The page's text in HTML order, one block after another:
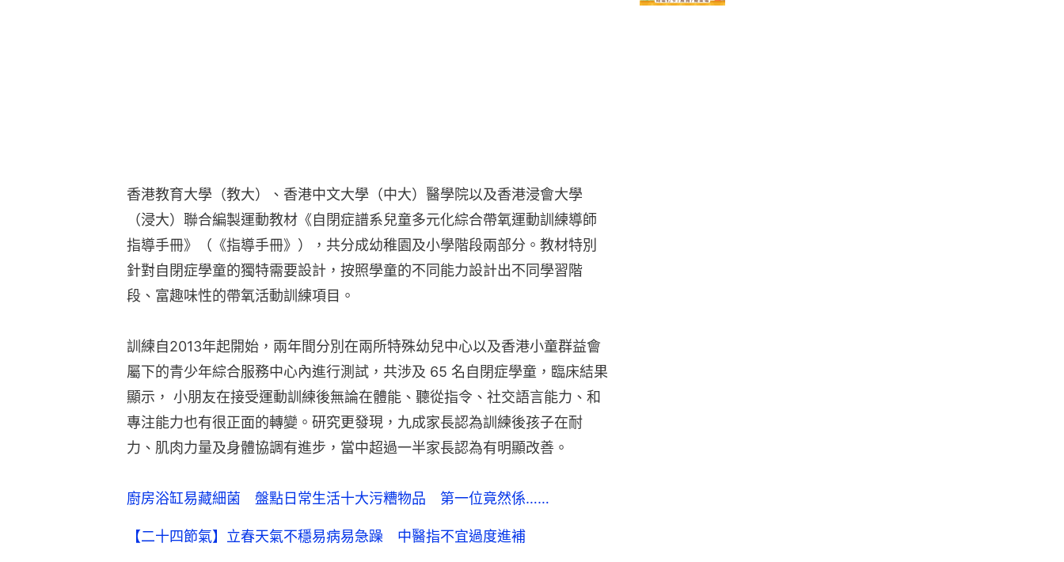
香港教育大學（教大）、香港中文大學（中大）醫學院以及香港浸會大學
（浸大）聯合編製運動教材《自閉症譜系兒童多元化綜合帶氧運動訓練導師
指導手冊》（《指導手冊》），共分成幼稚園及小學階段兩部分。教材特別
針對自閉症學童的獨特需要設計，按照學童的不同能力設計出不同學習階
段、富趣味性的帶氧活動訓練項目。
訓練自2013年起開始，兩年間分別在兩所特殊幼兒中心以及香港小童群益會
屬下的青少年綜合服務中心內進行測試，共涉及 65 名自閉症學童，臨床結果
顯示， 小朋友在接受運動訓練後無論在體能、聽從指令、社交語言能力、和
專注能力也有很正面的轉變。研究更發現，九成家長認為訓練後孩子在耐
力、肌肉力量及身體協調有進步，當中超過一半家長認為有明顯改善。
廚房浴缸易藏細菌 盤點日常生活十大污糟物品 第一位竟然係……
【二十四節氣】立春天氣不穩易病易急躁 中醫指不宜過度進補